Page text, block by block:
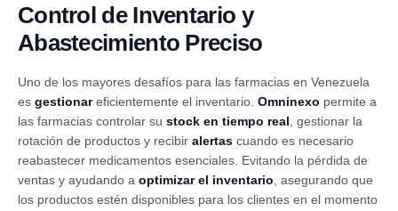
Control de Inventario y
Abastecimiento Preciso
Uno de los mayores desafíos para las farmacias en Venezuela
es gestionareficientemente el inventario. Omninexo permite a
las farmacias controlar su stock en tiempo real, gestionar la
rotación de productos y recibir alertas cuando es necesario
reabastecer medicamentos esenciales. Evitando la pérdida de
ventas y ayudando a optimizar el inventario, asegurando que
los productos estén disponibles para los clientes en el momento